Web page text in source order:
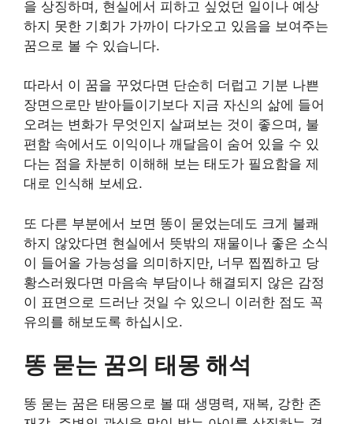
을 상징하며, 현실에서 피하고 싶었던 일이나 예상
하지 못한 기회가 가까이 다가오고 있음을 보여주는
꿈으로 볼 수 있습니다.
따라서 이 꿈을 꾸었다면 단순히 더럽고 기분 나쁜
장면으로만 받아들이기보다 지금 자신의 삶에 들어
오려는 변화가 무엇인지 살펴보는 것이 좋으며, 불
편함 속에서도 이익이나 깨달음이 숨어 있을 수 있
다는 점을 차분히 이해해 보는 태도가 필요함을 제
대로 인식해 보세요.
또 다른 부분에서 보면 똥이 묻었는데도 크게 불쾌
하지 않았다면 현실에서 뜻밖의 재물이나 좋은 소식
이 들어올 가능성을 의미하지만, 너무 찝찝하고 당
황스러웠다면 마음속 부담이나 해결되지 않은 감정
이 표면으로 드러난 것일 수 있으니 이러한 점도 꼭
유의를 해보도록 하십시오.
똥 묻는 꿈의 태몽 해석
똥 묻는 꿈은 태몽으로 볼 때 생명력, 재복, 강한 존